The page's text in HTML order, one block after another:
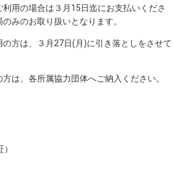
用の場合は３月 15日迄にお支払いくださ
みのお取り扱いとなります。
方は、３月 27日( 月)に引き落としをさせて
は、各所属協力団体へご納入ください。